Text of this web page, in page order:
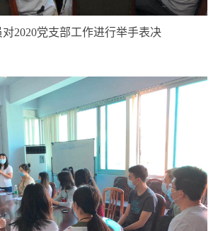
对2020党支部工作进行举手表决